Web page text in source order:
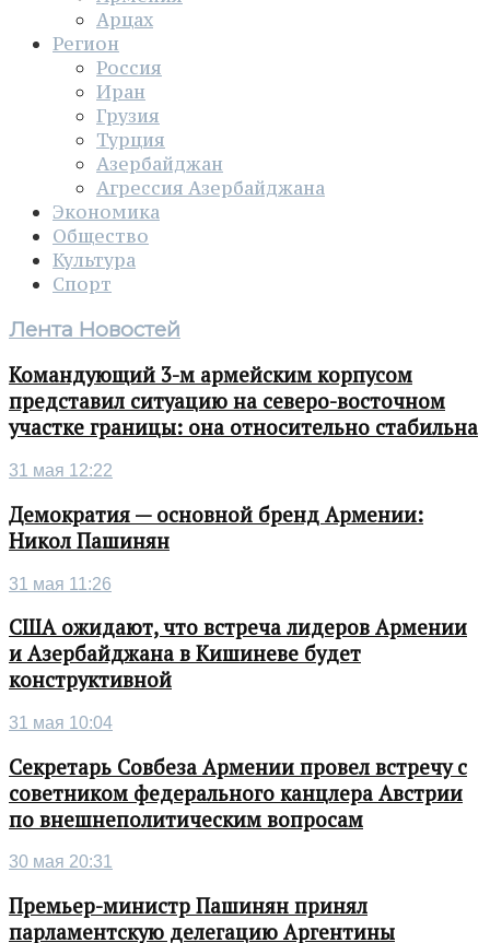
Арцах
Регион
Россия
Иран
Грузия
Турция
Азербайджан
Агрессия Азербайджана
Экономика
Общество
Культура
Спорт
Лента Новостей
Командующий 3-м армейским корпусом
представил ситуацию на северо-восточном
участке границы: она относительно стабильна
31 мая 12:22
Демократия — основной бренд Армении:
Никол Пашинян
31 мая 11:26
США ожидают, что встреча лидеров Армении
и Азербайджана в Кишиневе будет
конструктивной
31 мая 10:04
Секретарь Совбеза Армении провел встречу с
советником федерального канцлера Австрии
по внешнеполитическим вопросам
30 мая 20:31
Премьер-министр Пашинян принял
парламентскую делегацию Аргентины